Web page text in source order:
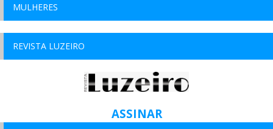
MULHERES
REVISTA LUZEIRO
ASSINAR